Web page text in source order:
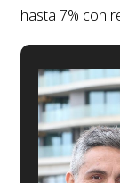
hasta 7% con